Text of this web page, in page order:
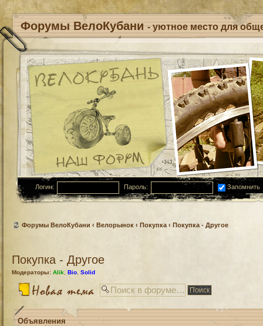
Форумы ВелоКубани - уютное место для
Логин: Пароль: Запомнить
Форумы ВелоКубани ‹ Велорынок ‹ Покупка ‹ Покупка - Другое
Покупка - Другое
Модераторы: Alik Bio Solid
Объявления